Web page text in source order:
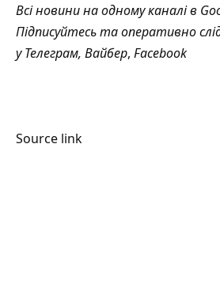
Всі новини на одному каналі в
Підписуйтесь та оперативно
уТелеграм, Вайбер, Facebook
Source link